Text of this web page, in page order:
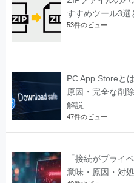
すすめツール3選
53件のビュー
PC App Storeと
原因・完全な削
解説
47件のビュー
「接続がプライ
意味・原因・対